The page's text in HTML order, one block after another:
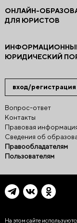
вход/регистрация
Вопрос-ответ
Контакты
Правовая
Сведения об
Правообладателям
Пользователям
ОНЛАЙН-
ДЛЯ ЮРИСТОВ
ЮРИДИЧЕСКИЙ
На этом сайте